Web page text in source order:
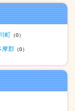
町 （0）
摩郡 （0）